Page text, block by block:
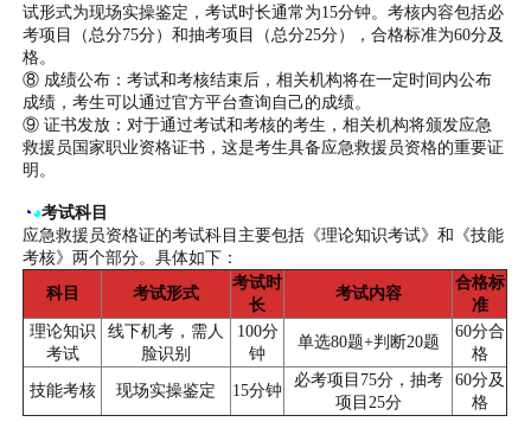
试形式为现场实操鉴定，考试时长通常为15分钟。考核内容包括必
考项目（总分75分）和抽考项目（总分25分），合格标准为60分及
格。
⑧ 成绩公布：考试和考核结束后，相关机构将在一定时间内公布
成绩，考生可以通过官方平台查询自己的成绩。
⑨ 证书发放：对于通过考试和考核的考生，相关机构将颁发应急
救援员国家职业资格证书，这是考生具备应急救援员资格的重要证
明。
◔◕考试科目
应急救援员资格证的考试科目主要包括《理论知识考试》和《技能
考核》两个部分。具体如下：
科目
考试形式
考试时
长
考试内容
合格标
准
理论知识
考试
线下机考，需人
脸识别
100分
钟
单选80题+判断20题
60分合
格
技能考核
现场实操鉴定 15分钟
必考项目75分，抽考
项目25分
60分及
格